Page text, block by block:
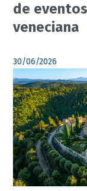
de
veneciana
30/06/2026